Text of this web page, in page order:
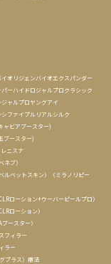
オリジェンバイオエクスパンダー
ーハイドロジャルプロクラシック
ャルプロヤングアイ
ファイプルリアルシルク
ャビアブースター)
ブースター)
ニスナ
ネブ）
ルベットスキン）（ミラノリピー
ローション+ウーバーピールプロ）
ローション）
ースター）
フィラー
ラー
プラス）療法